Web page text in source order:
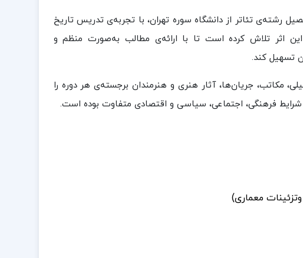
رشته‌ی تئاتر از دانشگاه سوره تهران، با تجربه‌ی تدریس تاریخ
اثر تلاش کرده است تا با ارائه‌ی مطالب به‌صورت منظم و
تسهیل کند.
مکاتب، جریان‌ها، آثار هنری و هنرمندان برجسته‌ی هر دوره را
فرهنگی، اجتماعی، سیاسی و اقتصادی متفاوت بوده است.
معماری)